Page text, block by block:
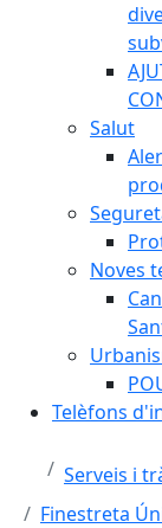
Salut
Noves
Telèfons
Serveis i
Finestreta